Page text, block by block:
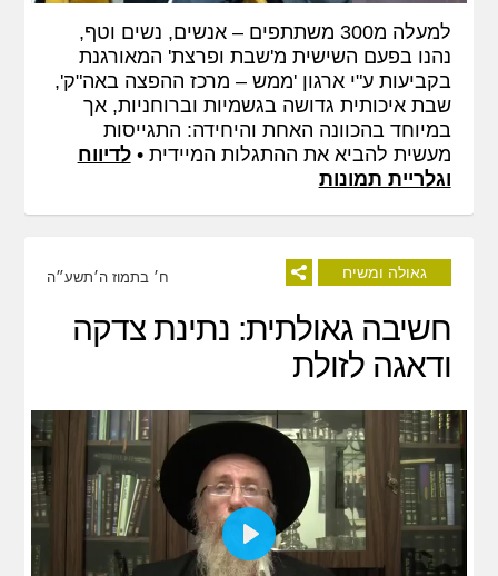
למעלה מ300 משתתפים – אנשים, נשים וטף,
נהנו בפעם השישית מ'שבת ופרצת' המאורגנת
בקביעות ע"י ארגון 'ממש – מרכז ההפצה באה"ק',
שבת איכותית גדושה בגשמיות וברוחניות, אך
במיוחד בהכוונה האחת והיחידה: התגייסות
מעשית להביא את ההתגלות המיידית •לדיווח
וגלריית תמונות
גאולה ומשיח ח׳ בתמוז ה׳תשע״ה
חשיבה גאולתית: נתינת צדקה
ודאגה לזולת
Play